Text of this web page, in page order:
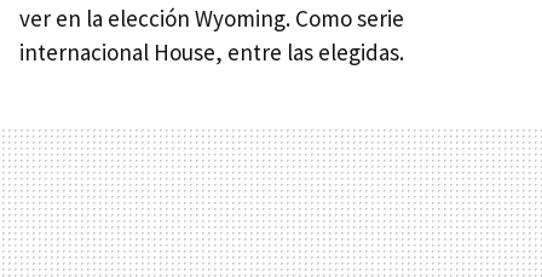
ver en la elección Wyoming. Como serie
internacional House, entre las elegidas.